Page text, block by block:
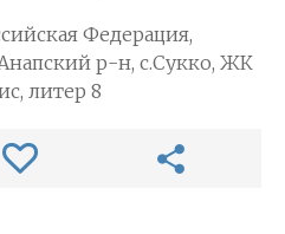
Федерация,
р-н, с.Сукко, ЖК
литер 8